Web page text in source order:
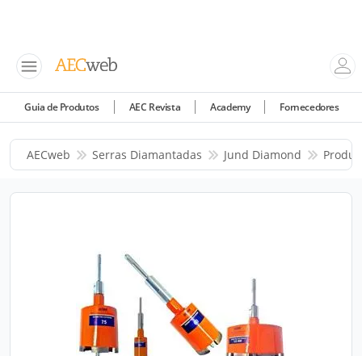
Guia de Produtos AEC Revista Academy Fornecedores
AECweb Serras Diamantadas Jund Diamond